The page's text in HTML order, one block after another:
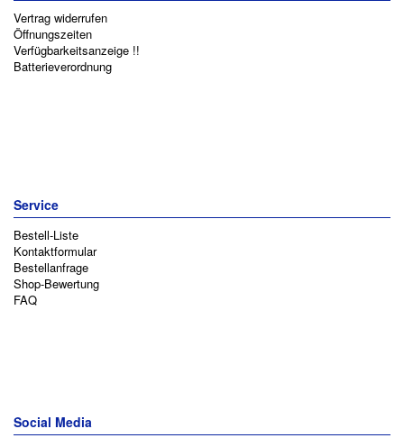
Vertrag widerrufen
Öffnungszeiten
Verfügbarkeitsanzeige !!
Batterieverordnung
Service
Bestell-Liste
Kontaktformular
Bestellanfrage
Shop-Bewertung
FAQ
Social Media